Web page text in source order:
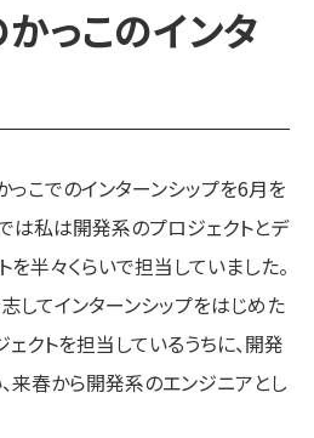
っこのインタ
こでのインターンシップを6月を
は私は開発系のプロジェクトとデ
半々くらいで担当していました。
してインターンシップをはじめた
クトを担当しているうちに、開発
来春から開発系のエンジニアとし